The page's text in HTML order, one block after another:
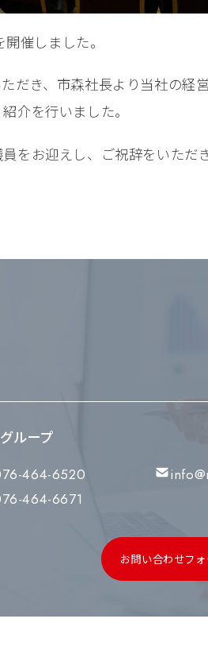
催しました。
だき、市森社長より当社の経
介を行いました。
をお迎えし、ご祝辞をいただ
ループ
464-6520
464-6671
お問い合わせフ